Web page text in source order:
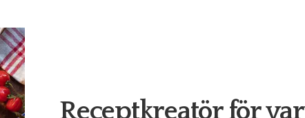
Receptkreatör för